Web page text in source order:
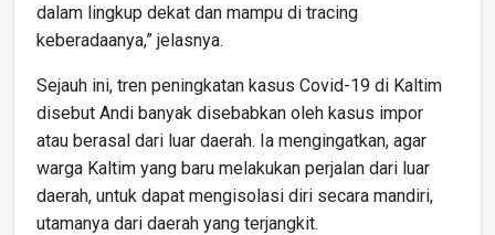
dalam lingkup dekat dan mampu di tracing
keberadaanya,” jelasnya.
Sejauh ini, tren peningkatan kasus Covid-19 di Kaltim
disebut Andi banyak disebabkan oleh kasus impor
atau berasal dari luar daerah. Ia mengingatkan, agar
warga Kaltim yang baru melakukan perjalan dari luar
daerah, untuk dapat mengisolasi diri secara mandiri,
utamanya dari daerah yang terjangkit.